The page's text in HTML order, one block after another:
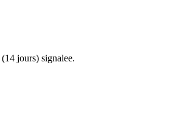
jours) signalee.